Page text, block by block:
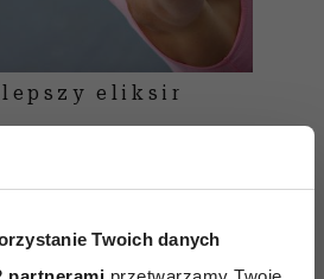
Twoich danych
eliksir